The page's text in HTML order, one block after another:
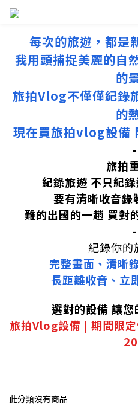
每次的旅遊，都是
我用頭捕捉美麗的自
的
旅拍Vlog不僅僅紀錄
的
現在買旅拍vlog設備
-
旅拍
紀錄旅遊 不只紀
要有清晰收音錄
難的出國的一趟 買對
-
紀錄你的
完整畫面、清晰
長距離收音、立
選對的設備 讓
旅拍Vlog設備 | 期間限
此分類沒有商品